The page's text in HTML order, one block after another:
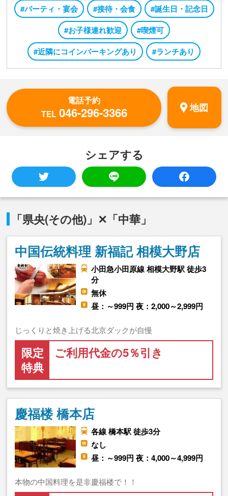
#パーティ・宴会 #接待・会食
#誕生日・記念日
#お子様連れ歓迎
#喫煙可
#近隣にコインパーキングあり
#ランチあり
電話予約
TEL 046-296-3366 地図
シェアする
「県央(その他)」✕「中華」
中国伝統料理 新福記 相模大野店
小田急小田原線 相模大野駅 徒歩3
分
無休
昼：～999円 夜：2,000～2,999円
じっくりと焼き上げる北京ダックが自慢
限定
特典
ご利用代金の5％引き
慶福楼 橋本店
各線 橋本駅 徒歩3分
なし
昼：～999円 夜：4,000～4,999円
本物の中国料理を是非慶福楼で！！